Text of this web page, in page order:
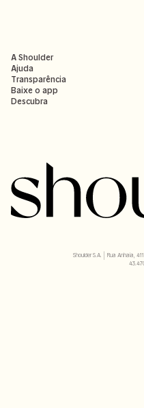
A Shoulder
Ajuda
Transparência
Baixe o app
Descubra
Shoulder S.A. | Rua Anhaia,